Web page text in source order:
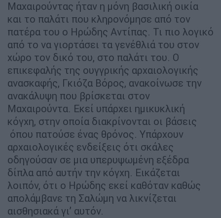
Μαχαιρούντας ήταν η μόνη βασιλική οικία
και το παλάτι που κληρονόμησε από τον
πατέρα του ο Ηρώδης Αντίπας. Τι πιο λογικό
από το να γιορτάσει τα γενέθλιά του στον
χώρο τον δικό του, στο παλάτι του. Ο
επικεφαλής της ουγγρικής αρχαιολογικής
ανασκαφής, Γκιόζα Βόρος, ανακοίνωσε την
ανακάλυψη που βρίσκεται στον
Μαχαιρούντα. Εκεί υπάρχει ημικυκλική
κόγχη, στην οποία διακρίνονται οι βάσεις
όπου πατούσε ένας θρόνος. Υπάρχουν
αρχαιολογικές ενδείξεις ότι σκάλες
οδηγούσαν σε μια υπερυψωμένη εξέδρα
δίπλα από αυτήν την κόγχη. Εικάζεται
λοιπόν, ότι ο Ηρώδης εκεί καθόταν καθώς
απολάμβανε τη Σαλώμη να λικνίζεται
αισθησιακά γι’ αυτόν.